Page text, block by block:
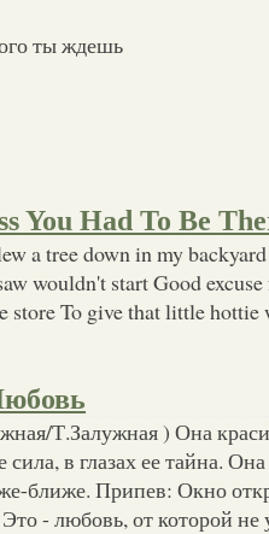
ты ждешь
You Had To Be
a tree down in my
wouldn't start Good
store To give that little hottie
Т.Залужная ) Она
сила, в глазах ее тайна.
ближе. Припев: Окно
- любовь, от которой